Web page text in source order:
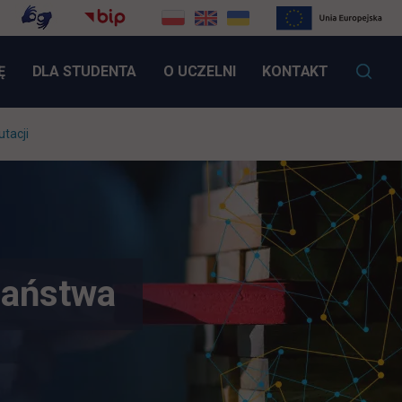
LINK OTWIERA SIĘ W NOWEJ KARCIE
DLA STUDENTA O UCZELNI KONTAKT